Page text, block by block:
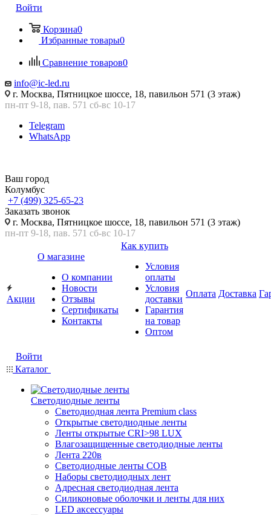
Войти
Корзина0
Избранные товары0
Сравнение товаров0
info@ic-led.ru
г. Москва, Пятницкое шоссе, 18, павильон 571 (3 этаж)
пн-пт 9-18, пав. 571 сб-вс 10-17
Telegram
WhatsApp
Ваш город
Колумбус
+7 (499) 325-65-23
Заказать звонок
г. Москва, Пятницкое шоссе, 18, павильон 571 (3 этаж)
пн-пт 9-18, пав. 571 сб-вс 10-17
Акции
О магазине
О компании
Новости
Отзывы
Сертификаты
Контакты
Как купить
Условия
оплаты
Условия
доставки
Гарантия
на товар
Оптом
Оплата Доставка
Войти
Каталог
Светодиодные ленты
Светодиодная лента Premium class
Открытые светодиодные ленты
Ленты открытые CRI>98 LUX
Влагозащищенные светодиодные ленты
Лента 220в
Светодиодные ленты COB
Наборы светодиодных лент
Адресная светодиодная лента
Силиконовые оболочки и ленты для них
LED аксессуары